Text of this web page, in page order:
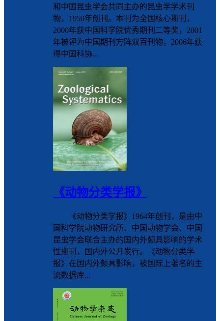
和中国昆虫学会共同主办的昆虫学学术刊
物，1950年创刊。本刊为全国核心期刊，
2000年获中国科学院优秀期刊二等奖，2001
年被评为中国期刊方阵双百刊物，2006年获
得中国科协...
《动物分类学报》
《动物分类学报》1964年创刊，是由中
国科学院动物研究所、中国动物学会、中国
昆虫学会联合主办的国内外颇具影响的学术
性期刊，国内外公开发行。《动物分类学
报》在国内外颇具影响，被国际上著名的主
流数据库...